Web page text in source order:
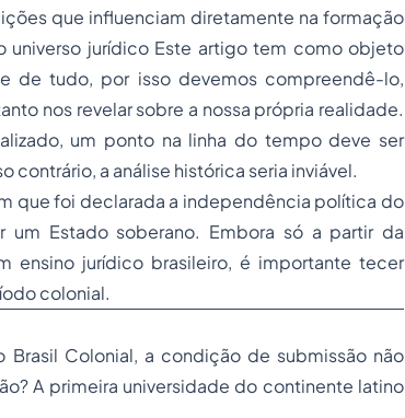
que influenciam diretamente na formação
jurídico Este artigo tem como objeto
de tudo, por isso devemos compreendê-lo,
nos revelar sobre a nossa própria realidade.
um ponto na linha do tempo deve ser
a análise histórica seria inviável.
que foi declarada a independência política do
Estado soberano. Embora só a partir da
ensino jurídico brasileiro, é importante tecer
colonial.
Colonial, a condição de submissão não
A primeira universidade do continente latino